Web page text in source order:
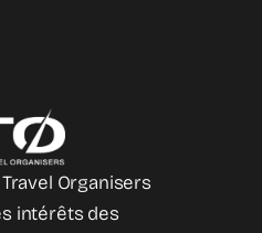
Organisers
intérêts des